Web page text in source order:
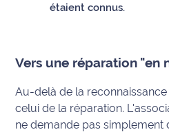
Coachs
étaient connus.
Vers une réparation "en
Au-delà de la reconnaissance
celui de la réparation.
ne demande pas simplement